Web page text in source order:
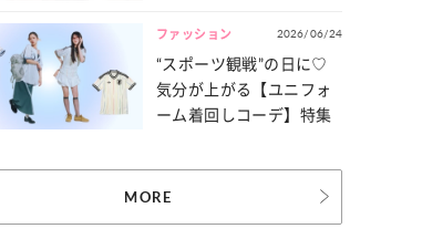
たっぷりとお届け！
ファッション 2026/06/24
“スポーツ観戦”の日に♡
気分が上がる【ユニフォ
ーム着回しコーデ】特集
MORE